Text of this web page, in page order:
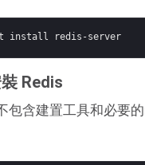
install redis-server
Redis
包含建置工具和必要